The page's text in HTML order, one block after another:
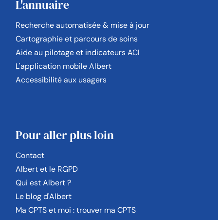
L'annuaire
Recherche automatisée & mise à jour
Cartographie et parcours de soins
Aide au pilotage et indicateurs ACI
L'application mobile Albert
Accessibilité aux usagers
Pour aller plus loin
Contact
Albert et le RGPD
Qui est Albert ?
Le blog d'Albert
Ma CPTS et moi : trouver ma CPTS